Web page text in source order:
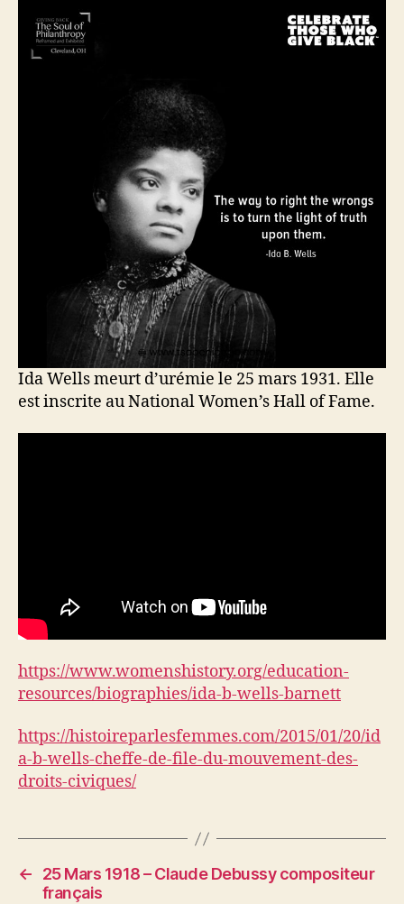
Ida Wells meurt d’urémie le 25 mars 1931. Elle
est inscrite au National Women’s Hall of Fame.
https://www.womenshistory.org/education-
resources/biographies/ida-b-wells-barnett
https://histoireparlesfemmes.com/2015/01/20/id
a-b-wells-cheffe-de-file-du-mouvement-des-
droits-civiques/
←
25 Mars 1918 – Claude Debussy compositeur
français